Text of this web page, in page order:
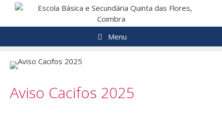
Saltar
o
Menu
Aviso Cacifos 2025